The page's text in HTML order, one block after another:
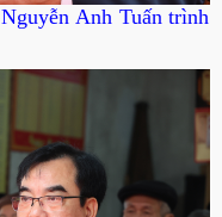
Anh Tuấn trình